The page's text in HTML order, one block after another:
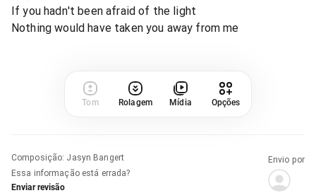
If you hadn't been afraid of the light
Nothing would have taken you away from me
Tom Rolagem Mídia Opções
Composição: Jasyn Bangert
Essa informação está errada?
Enviar revisão
Envio por